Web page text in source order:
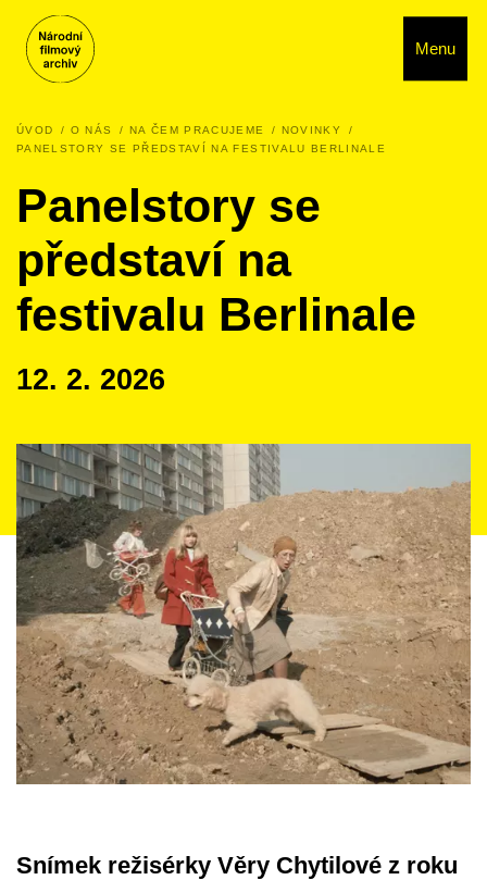
Menu
ÚVOD O NÁS NA ČEM PRACUJEME
NOVINKY
PANELSTORY SE PŘEDSTAVÍ NA FESTIVALU BERLINALE
Panelstory se
představí na
festivalu Berlinale
12. 2. 2026
Snímek režisérky Věry Chytilové z roku